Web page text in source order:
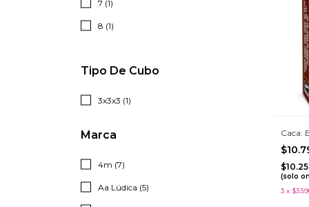
7 (1)
8 (1)
Tipo De Cubo
3x3x3 (1)
Marca
4m (7)
Aa Lúdica (5)
Caca:
(solo
3 x